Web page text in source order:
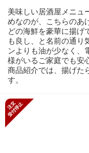
美味しい居酒屋メニュ
めなのが、こちらのあ
どの海鮮を豪華に揚げ
も良し、と名前の通り
ンよりも油が少なく、
様がいるご家庭でも安
商品紹介では、揚げた
す。